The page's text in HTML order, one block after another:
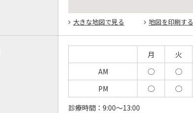
大きな地図で見る 地図を印刷する
月 火
AM
◯ ◯
PM
◯ ◯
診療時間： 9:00～13:00